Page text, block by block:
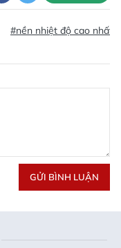
#nền nhiệt độ cao nhất
GỬI BÌNH LUẬN